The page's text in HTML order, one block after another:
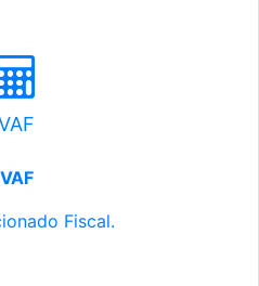
VAF
Fiscal.